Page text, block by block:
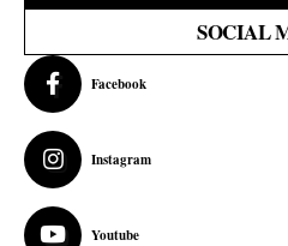
SOCIAL
Facebook
Instagram
Youtube